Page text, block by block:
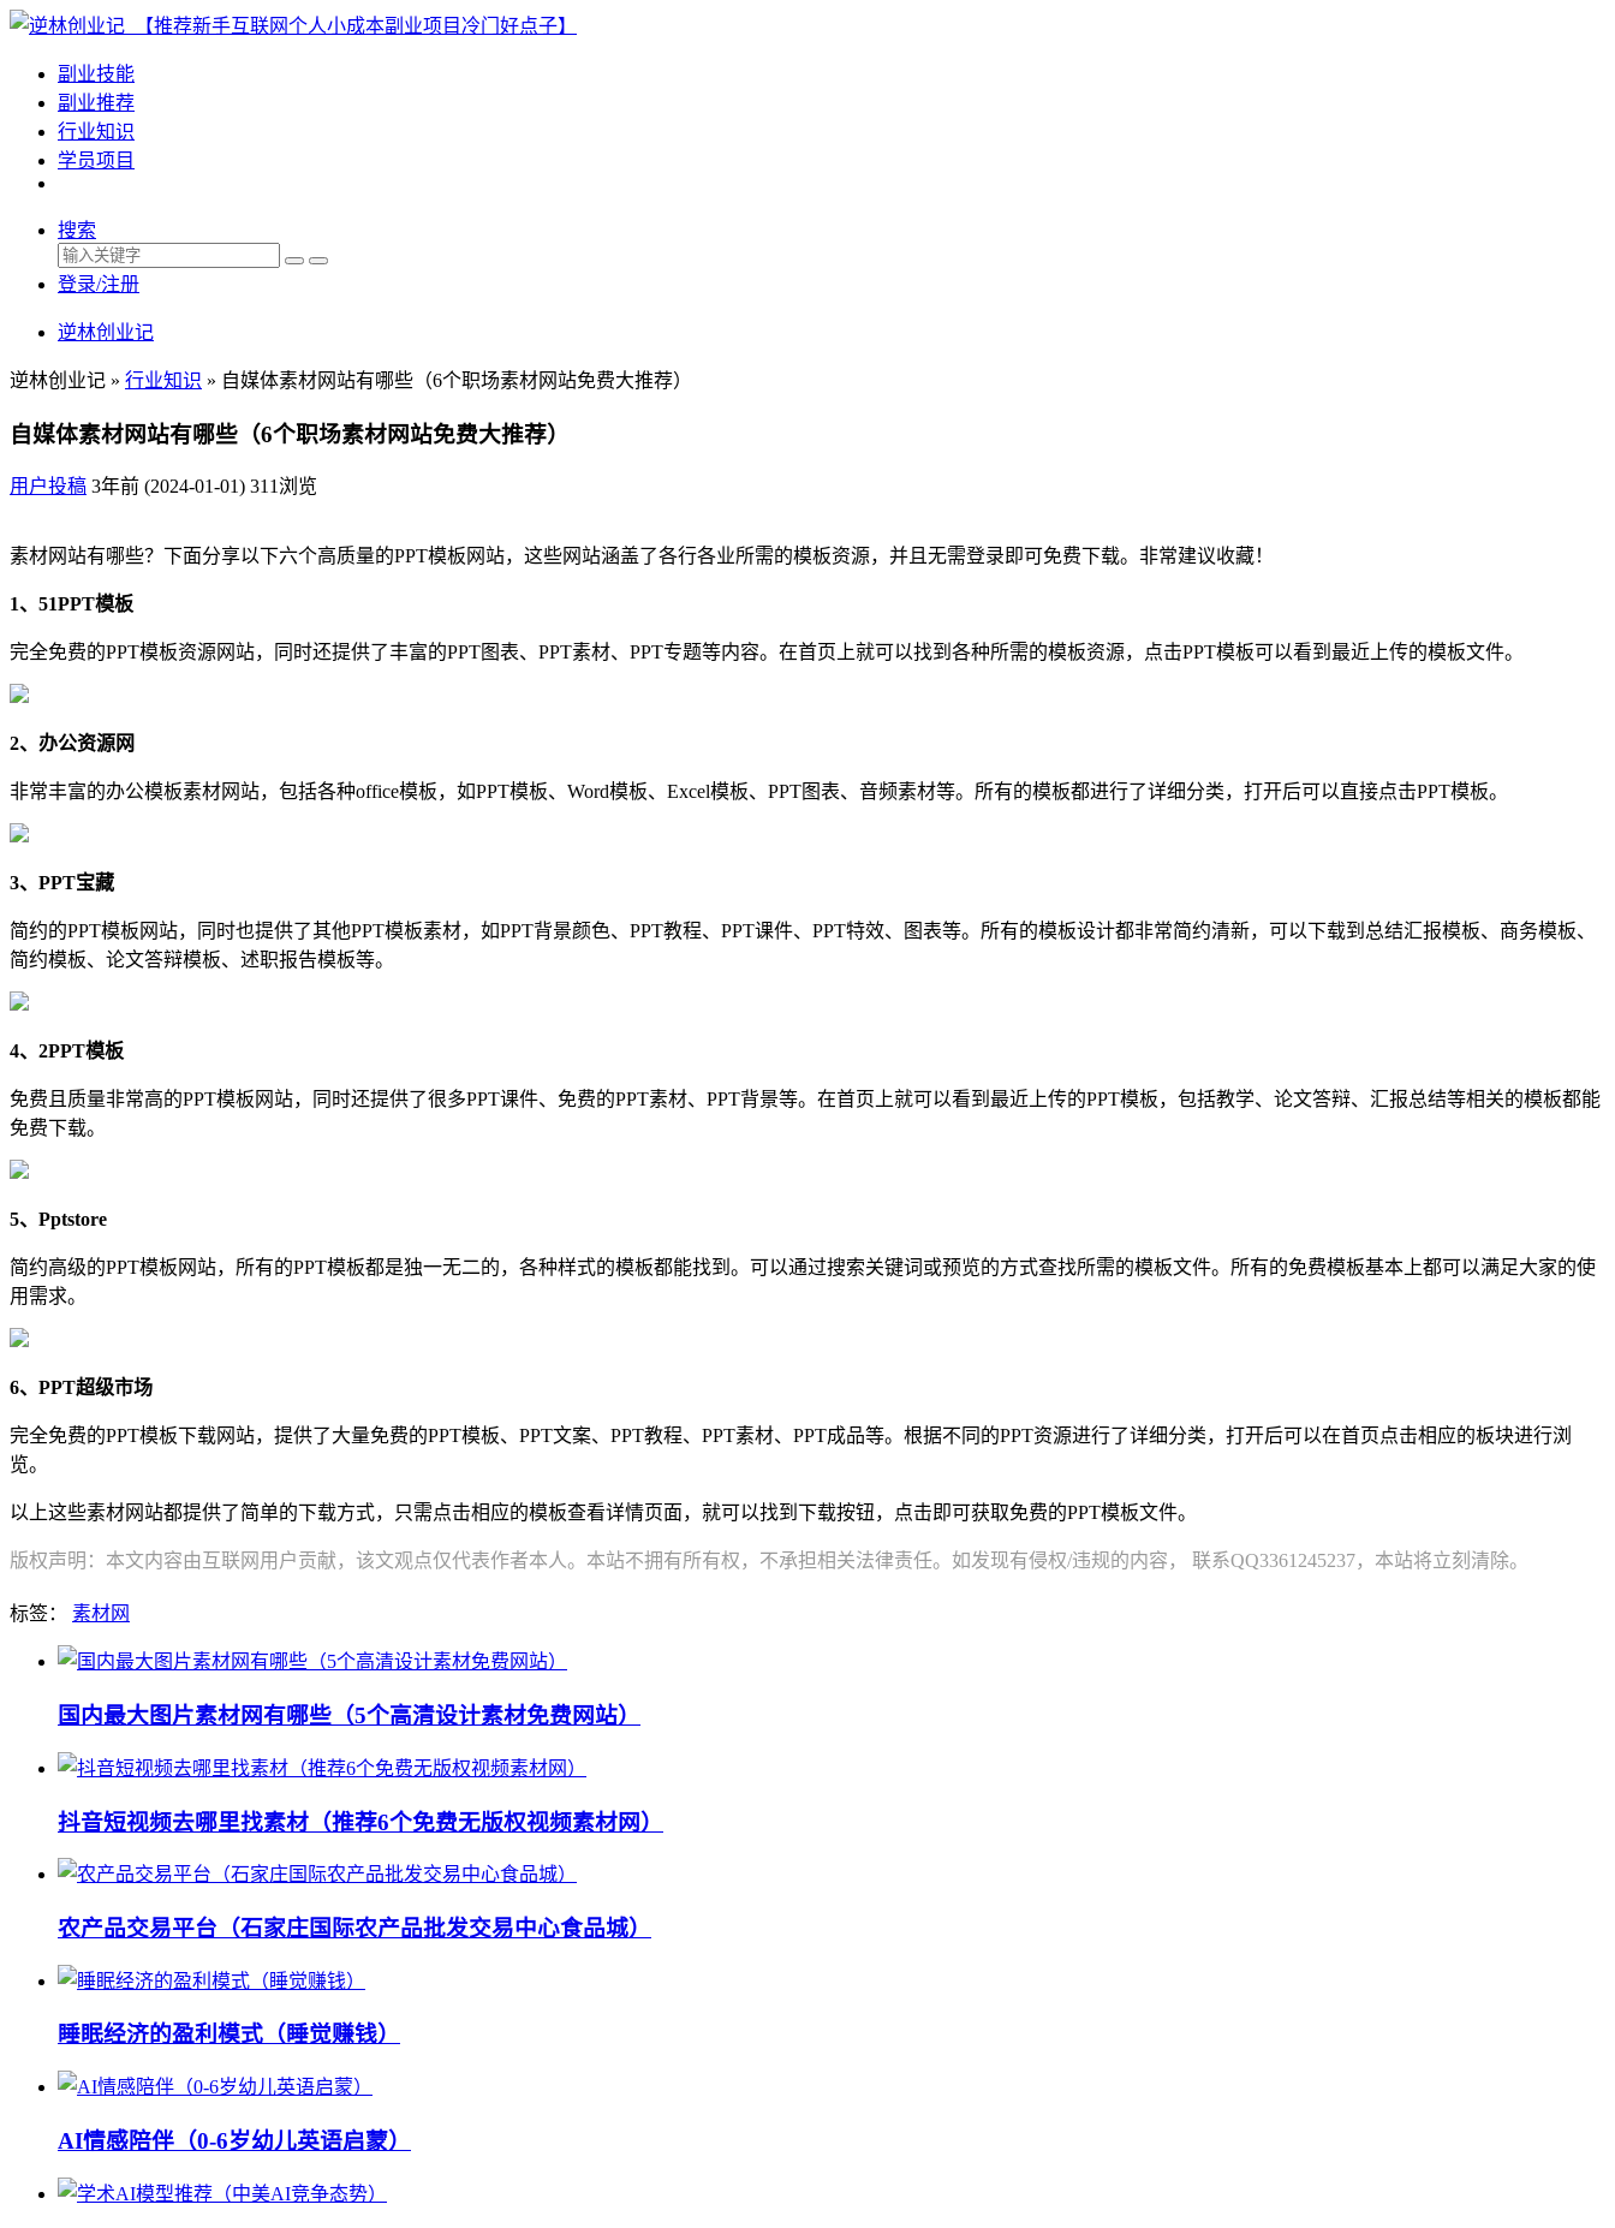
副业技能
副业推荐
行业知识
学员项目
搜索
登录/注册
逆林创业记
逆林创业记 » 行业知识 » 自媒体素材网站有哪些（6个职场素材网站免费大推荐）
自媒体素材网站有哪些（6个职场素材网站免费大推荐）
用户投稿 3年前 (2024-01-01) 311浏览
素材网站有哪些？下面分享以下六个高质量的PPT模板网站，这些网站涵盖了各行各业所需的模板资源，并且无需登录即可免费下载。非常建议收藏！
1、51PPT模板
完全免费的PPT模板资源网站，同时还提供了丰富的PPT图表、PPT素材、PPT专题等内容。在首页上就可以找到各种所需的模板资源，点击PPT模板可以看到最近上传的模板文件。
2、办公资源网
非常丰富的办公模板素材网站，包括各种office模板，如PPT模板、Word模板、Excel模板、PPT图表、音频素材等。所有的模板都进行了详细分类，打开后可以直接点击PPT模板。
3、PPT宝藏
简约的PPT模板网站，同时也提供了其他PPT模板素材，如PPT背景颜色、PPT教程、PPT课件、PPT特效、图表等。所有的模板设计都非常简约清新，可以下载到总结汇报模板、商务模板、
简约模板、论文答辩模板、述职报告模板等。
4、2PPT模板
免费且质量非常高的PPT模板网站，同时还提供了很多PPT课件、免费的PPT素材、PPT背景等。在首页上就可以看到最近上传的PPT模板，包括教学、论文答辩、汇报总结等相关的模板都能
免费下载。
5、Pptstore
简约高级的PPT模板网站，所有的PPT模板都是独一无二的，各种样式的模板都能找到。可以通过搜索关键词或预览的方式查找所需的模板文件。所有的免费模板基本上都可以满足大家的使
用需求。
6、PPT超级市场
完全免费的PPT模板下载网站，提供了大量免费的PPT模板、PPT文案、PPT教程、PPT素材、PPT成品等。根据不同的PPT资源进行了详细分类，打开后可以在首页点击相应的板块进行浏
览。
以上这些素材网站都提供了简单的下载方式，只需点击相应的模板查看详情页面，就可以找到下载按钮，点击即可获取免费的PPT模板文件。
版权声明：本文内容由互联网用户贡献，该文观点仅代表作者本人。本站不拥有所有权，不承担相关法律责任。如发现有侵权/违规的内容， 联系QQ3361245237，本站将立刻清除。
标签： 素材网
国内最大图片素材网有哪些（5个高清设计素材免费网站）
抖音短视频去哪里找素材（推荐6个免费无版权视频素材网）
农产品交易平台（石家庄国际农产品批发交易中心食品城）
睡眠经济的盈利模式（睡觉赚钱）
AI情感陪伴（0-6岁幼儿英语启蒙）